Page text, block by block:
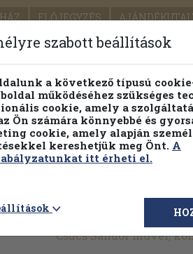
ELŐJEGYZÉS
ÁRAINK
Részletes kereső
Csúcs Sándor művei,
szabott beállítások
a következő típusú
működéséhez szükséges
cookie, amely a
Ön számára könnyebbé és
cookie, amely alapján
kereshetjük meg Önt. A
itt érheti el.